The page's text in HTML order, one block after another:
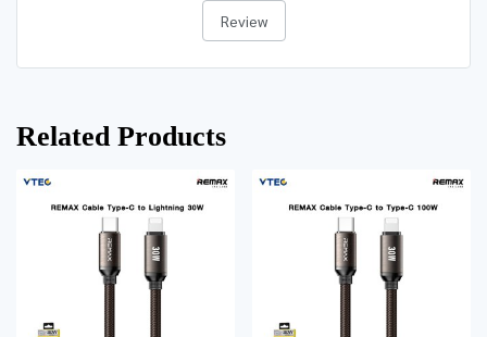
Review
Related Products